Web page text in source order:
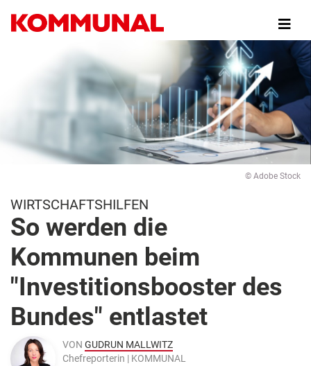
zum
Inhalt
© Adobe Stock
WIRTSCHAFTSHILFEN
So werden die
Kommunen beim
"Investitionsbooster des
Bundes" entlastet
VON GUDRUN MALLWITZ
Chefreporterin | KOMMUNAL